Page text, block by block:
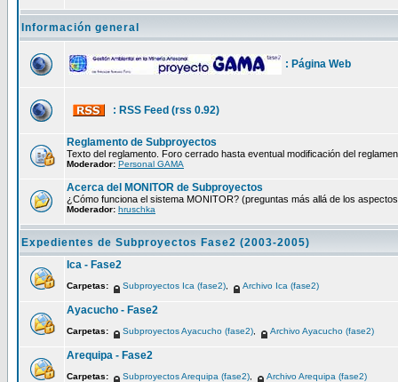
Información general
: Página Web
: RSS Feed (rss 0.92)
Reglamento de Subproyectos
Texto del reglamento. Foro cerrado hasta eventual modificación del
Moderador: Personal GAMA
Acerca del MONITOR de Subproyectos
¿Cómo funciona el sistema MONITOR? (preguntas más allá de los
Moderador: hruschka
Expedientes de Subproyectos Fase2 (2003-2005)
Ica - Fase2
Carpetas: Subproyectos Ica (fase2) Archivo Ica (fase2)
Ayacucho - Fase2
Carpetas: Subproyectos Ayacucho (fase2) Archivo Ayacucho (fase2)
Arequipa - Fase2
Carpetas: Subproyectos Arequipa (fase2) Archivo Arequipa (fase2)